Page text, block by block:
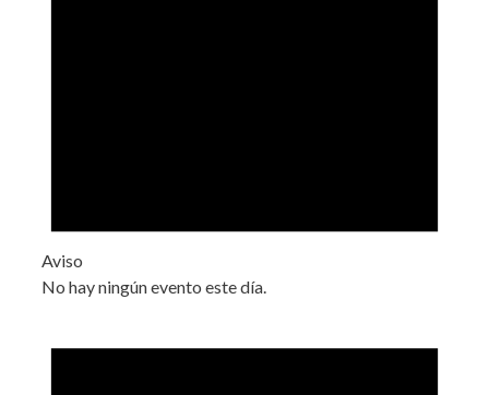
Aviso
No hay ningún evento este día.